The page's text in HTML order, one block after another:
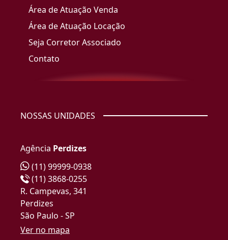
Área de Atuação Venda
Área de Atuação Locação
Seja Corretor Associado
Contato
NOSSAS UNIDADES
Agência Perdizes
(11) 99999-0938
(11) 3868-0255
R. Campevas, 341
Perdizes
São Paulo - SP
Ver no mapa